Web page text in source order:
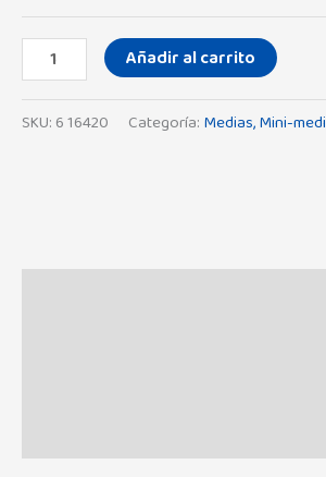
Añadir al carrito
SKU: 6 16420 Categoría: Medias, Mini-